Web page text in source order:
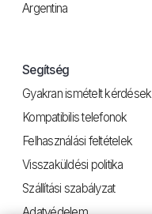
Argentina
Segítség
Gyakran ismételt kérdések
Kompatibilis telefonok
Felhasználási feltételek
Visszaküldési politika
Szállítási szabályzat